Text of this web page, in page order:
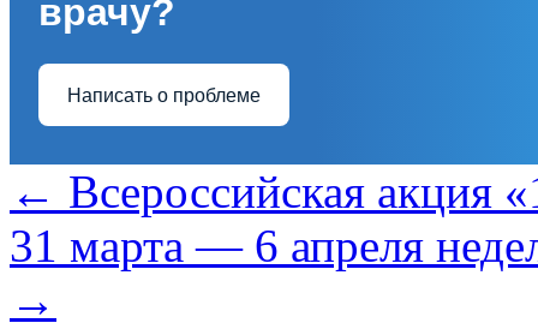
врачу?
Написать о проблеме
← Всероссийская
31 марта — 6 апреля
→